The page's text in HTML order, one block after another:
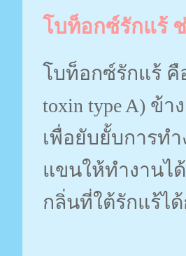
โบท็อกซ์รักแร้
โบท็อกซ์รักแร้ คื
toxin type A) ข้า
เพื่อยับยั้บการท
แขนให้ทำงานไ
กลิ่นที่ใต้รักแร้ได้